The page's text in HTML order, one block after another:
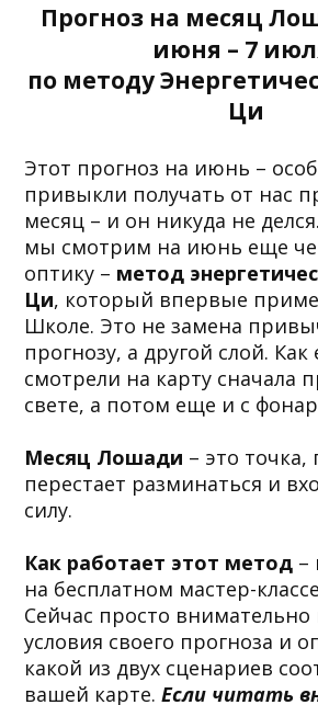
Прогноз на месяц
июня – 7
по методу
Ци
Этот прогноз на июнь –
привыкли получать от нас
месяц – и он никуда не
мы смотрим на июнь еще
оптику – метод
Ци, который впервые
Школе. Это не замена
прогнозу, а другой слой.
смотрели на карту сначала
свете, а потом еще и с
Месяц Лошади – это точка,
перестает разминаться и
силу.
Как работает этот метод –
на бесплатном мастер-
Сейчас просто внимательно
условия своего прогноза и
какой из двух сценариев
вашей карте. Если читать